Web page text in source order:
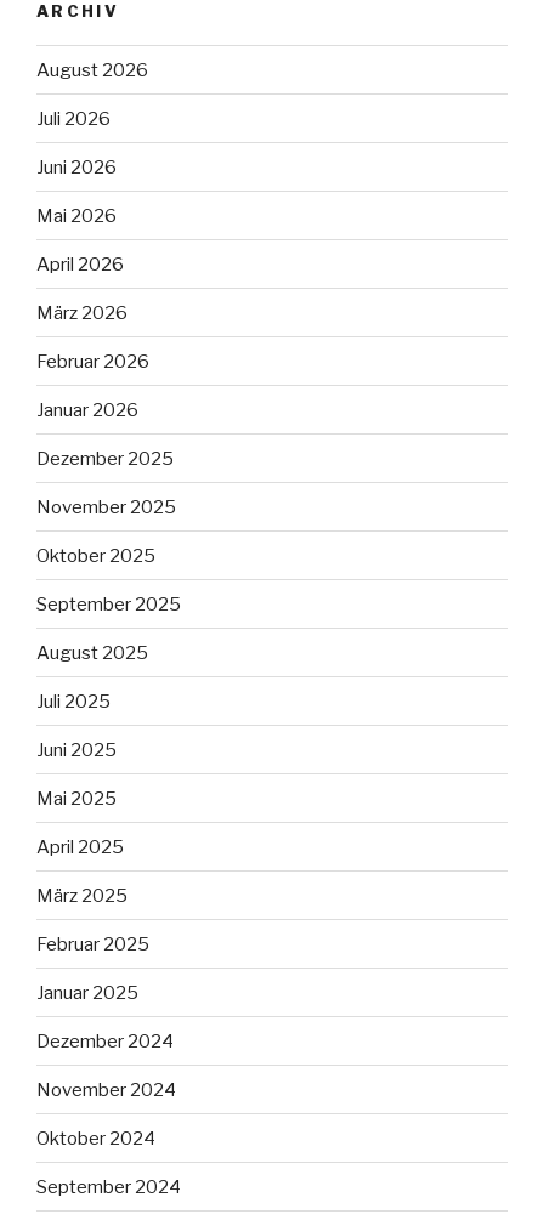
ARCHIV
August 2026
Juli 2026
Juni 2026
Mai 2026
April 2026
März 2026
Februar 2026
Januar 2026
Dezember 2025
November 2025
Oktober 2025
September 2025
August 2025
Juli 2025
Juni 2025
Mai 2025
April 2025
März 2025
Februar 2025
Januar 2025
Dezember 2024
November 2024
Oktober 2024
September 2024